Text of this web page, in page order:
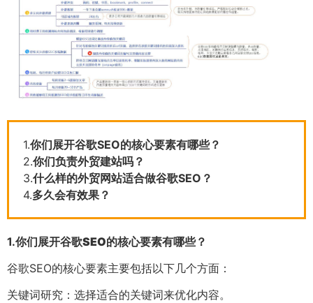
1.你们展开谷歌SEO的核心要素有哪些？
2.你们负责外贸建站吗？
3.什么样的外贸网站适合做谷歌SEO？
4.多久会有效果？
1.你们展开谷歌SEO的核心要素有哪些？
谷歌SEO的核心要素主要包括以下几个方面：
关键词研究：选择适合的关键词来优化内容。